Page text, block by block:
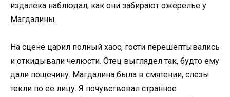
издалека наблюдал, как они забирают ожерелье у
Магдалины.
На сцене царил полный хаос, гости перешептывались
и откидывали челюсти. Отец выглядел так, будто ему
дали пощечину. Магдалина была в смятении, слезы
текли по ее лицу. Я почувствовал странное